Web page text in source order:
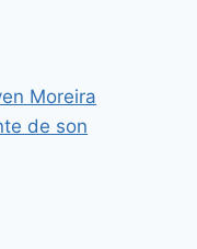
Moreira
de son